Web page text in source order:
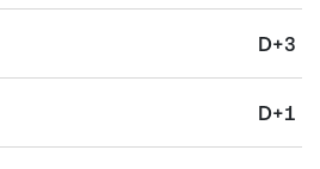
D+3
D+1